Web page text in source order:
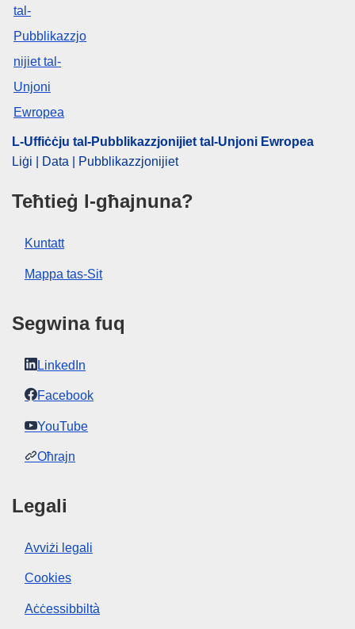
ELI :C/2024/6306/oj
OJ : C_202406306
IMMC : ST 12332 2024 REV 1
Uri l-ħarġiet kollha f'din is-sensiela
L-Uffiċċju tal-Pubblikazzjonijiet tal-Unjoni Ewropea
Liġi | Data | Pubblikazzjonijiet
Teħtieġ l-għajnuna?
Kuntatt
Mappa tas-Sit
Segwina fuq
LinkedIn
Facebook
YouTube
Oħrajn
Legali
Avviżi legali
Cookies
Aċċessibbiltà